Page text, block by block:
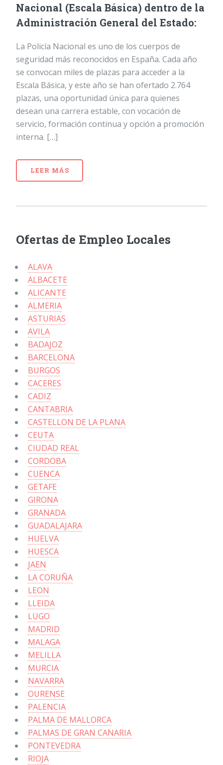
Nacional (Escala Básica) dentro de la
Administración General del Estado:
La Policía Nacional es uno de los cuerpos de
seguridad más reconocidos en España. Cada año
se convocan miles de plazas para acceder a la
Escala Básica, y este año se han ofertado 2.764
plazas, una oportunidad única para quienes
desean una carrera estable, con vocación de
servicio, formación continua y opción a promoción
interna. […]
LEER MÁS
Ofertas de Empleo Locales
ALAVA
ALBACETE
ALICANTE
ALMERIA
ASTURIAS
AVILA
BADAJOZ
BARCELONA
BURGOS
CACERES
CADIZ
CANTABRIA
CASTELLON DE LA PLANA
CEUTA
CIUDAD REAL
CORDOBA
CUENCA
GETAFE
GIRONA
GRANADA
GUADALAJARA
HUELVA
HUESCA
JAEN
LA CORUÑA
LEON
LLEIDA
LUGO
MADRID
MALAGA
MELILLA
MURCIA
NAVARRA
OURENSE
PALENCIA
PALMA DE MALLORCA
PALMAS DE GRAN CANARIA
PONTEVEDRA
RIOJA